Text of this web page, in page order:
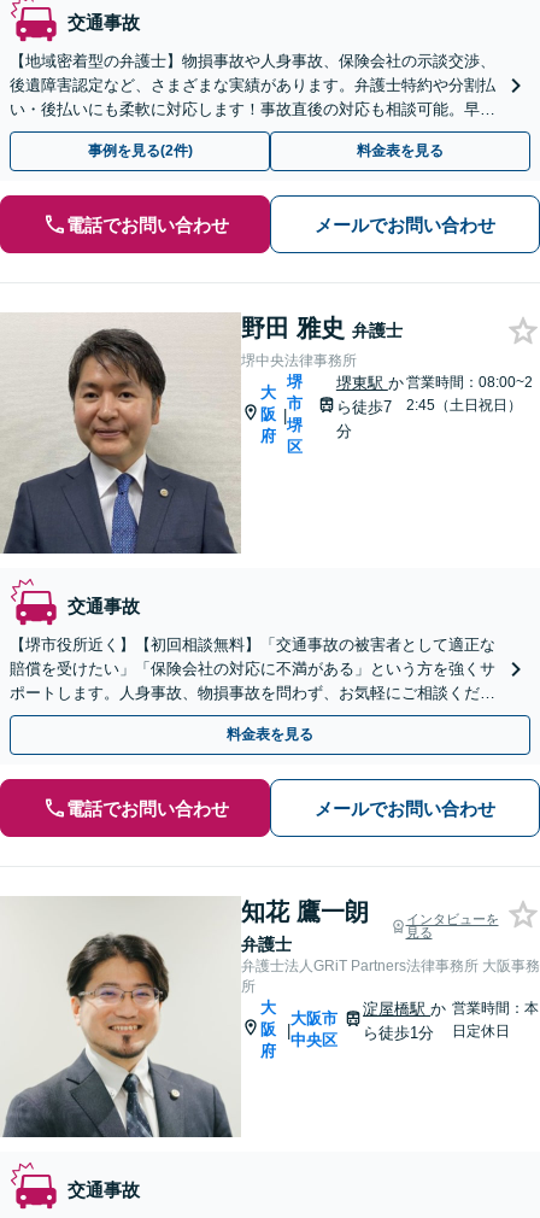
交通事故
【地域密着型の弁護士】物損事故や人身事故、保険会社の示談交渉、
後遺障害認定など、さまざまな実績があります。弁護士特約や分割払
い・後払いにも柔軟に対応します！事故直後の対応も相談可能。早め
に弁護士に相談し、有利な示談交渉を！【今川駅2分】
事例を見る(2件) 料金表を見る
電話でお問い合わせ メールでお問い合わせ
野田 雅史 弁護士
堺中央法律事務所
大
阪
府
|
堺
市
堺
区
堺東駅 か
ら徒歩7
分
営業時間：08:00~2
2:45（土日祝日）
交通事故
【堺市役所近く】【初回相談無料】「交通事故の被害者として適正な
賠償を受けたい」「保険会社の対応に不満がある」という方を強くサ
ポートします。人身事故、物損事故を問わず、お気軽にご相談くださ
い【弁護士費用特約が利用できます】
料金表を見る
電話でお問い合わせ メールでお問い合わせ
知花 鷹一朗
弁護士
インタビューを
見る
弁護士法人GRiT Partners法律事務所 大阪事務
所
大
阪
府
|
大阪市
中央区
淀屋橋駅か
ら徒歩1分
営業時間：本
日定休日
交通事故